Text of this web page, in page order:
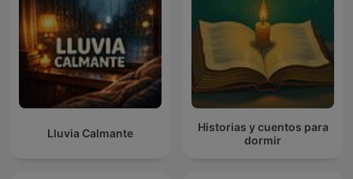
Lluvia Calmante
Historias y cuentos para
dormir